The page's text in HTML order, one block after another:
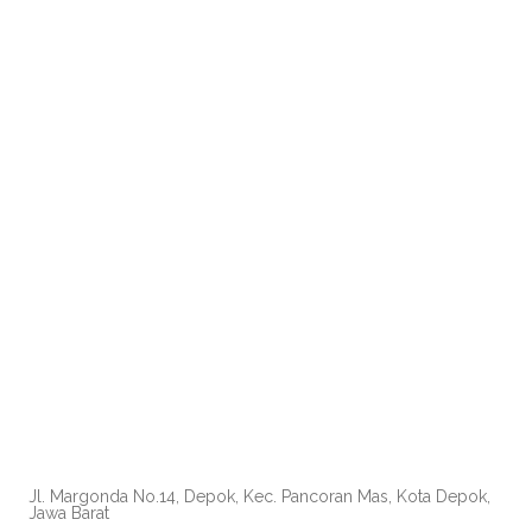
Jl. Margonda No.14, Depok, Kec. Pancoran Mas, Kota Depok,
Jawa Barat